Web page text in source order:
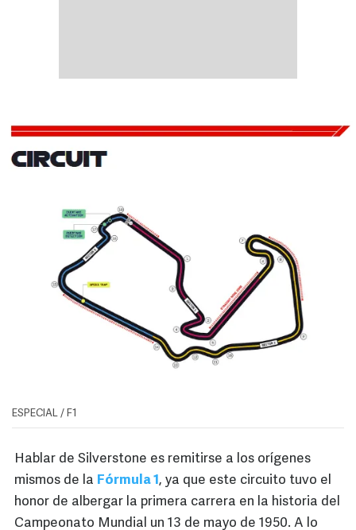
ESPECIAL / F1
Hablar de Silverstone es remitirse a los orígenes
mismos de la Fórmula 1 , ya que este circuito tuvo el
honor de albergar la primera carrera en la historia del
Campeonato Mundial un 13 de mayo de 1950. A lo